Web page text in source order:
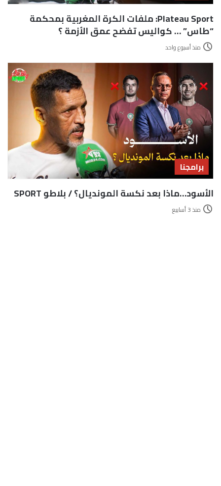
Plateau Sport: ملفات الكرة المغربية بمحكمة
“طاس” … كواليس تفضح عمق الأزمة ؟
منذ أسبوع واحد
برامجنا
الأسود…ماذا بعد نكسة المونديال؟ / بلاطو SPORT
منذ 3 أسابيع